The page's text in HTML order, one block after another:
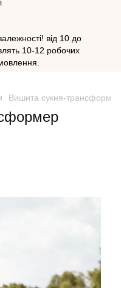
від 10 до
10-12 робочих
Вишита сукня-